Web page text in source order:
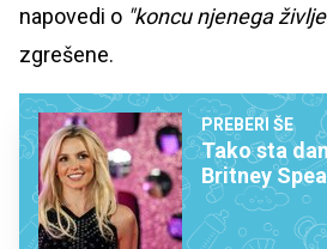
napovedi o "koncu njenega
zgrešene.
PREBERI ŠE
Tako sta
Britney